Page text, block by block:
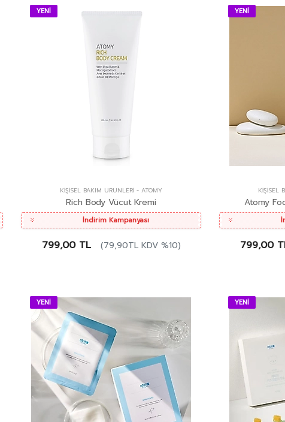
YENİ
KIŞISEL BAKIM ÜRÜNLERI - ATOMY
Rich Body Vücut Kremi
İndirim Kampanyası
799,00 TL (79,90TL KDV %10)
YENİ
KIŞISEL
Atomy
799,00
YENİ YENİ